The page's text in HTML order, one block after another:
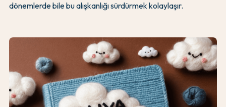
dönemlerde bile bu alışkanlığı sürdürmek kolaylaşır.